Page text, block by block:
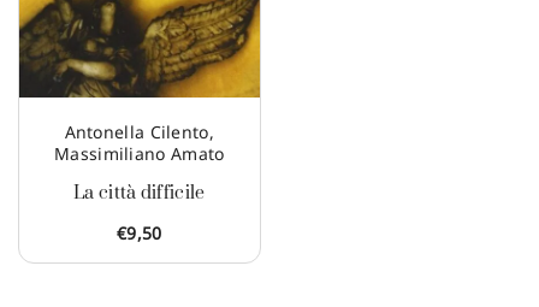
Antonella Cilento,
Massimiliano Amato
La città difficile
€9,50